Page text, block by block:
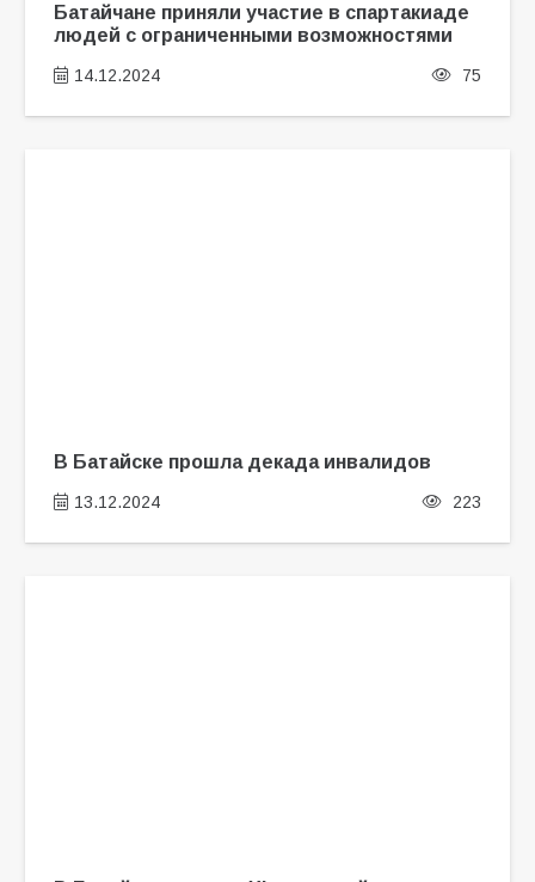
Батайчане приняли участие в спартакиаде
людей с ограниченными возможностями
14.12.2024 75
В Батайске прошла декада инвалидов
13.12.2024 223